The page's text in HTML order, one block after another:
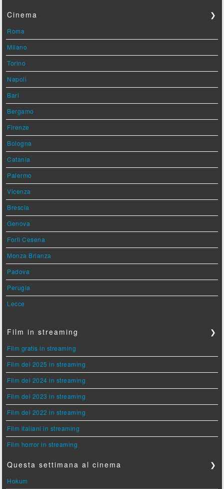
Cinema ❯
Roma
Milano
Torino
Napoli
Bari
Bergamo
Firenze
Bologna
Catania
Palermo
Vicenza
Brescia
Genova
Forlì Cesena
Monza Brianza
Padova
Perugia
Lecce
Film in streaming ❯
Film gratis in streaming
Film del 2025 in streaming
Film del 2024 in streaming
Film del 2023 in streaming
Film del 2022 in streaming
Film italiani in streaming
Film horror in streaming
Questa settimana al cinema ❯
Hokum